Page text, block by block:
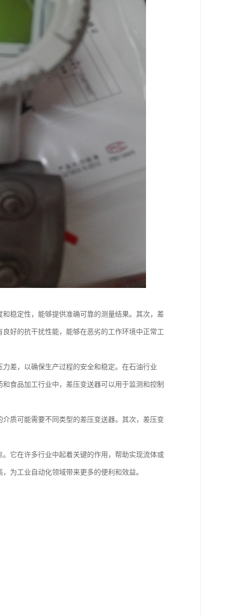
稳定性，能够提供准确可靠的测量结果。其次，差
好的抗干扰性能，能够在恶劣的工作环境中正常工
差，以确保生产过程的安全和稳定。在石油行业
食品加工行业中，差压变送器可以用于监测和控制
质可能需要不同类型的差压变送器。其次，差压变
它在许多行业中起着关键的作用，帮助实现流体或
为工业自动化领域带来更多的便利和效益。